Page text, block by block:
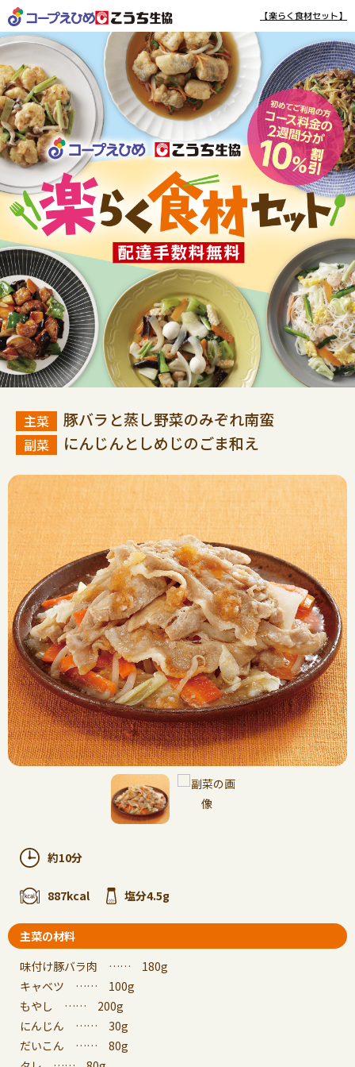
【楽らく食材セット】
豚バラと蒸し野菜のみぞれ南蛮
にんじんとしめじのごま和え
約10分
887kcal 塩分4.5g
主菜の材料
味付け豚バラ肉 …… 180g
キャベツ …… 100g
もやし …… 200g
にんじん …… 30g
だいこん …… 80g